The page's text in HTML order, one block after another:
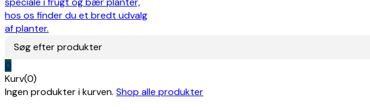
Søg efter produkter
0
Kurv(0)
Ingen produkter i kurven. Shop alle produkter